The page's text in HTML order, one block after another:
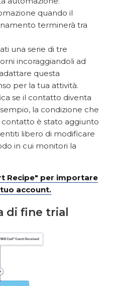
quando il
terminerà tra
una serie di tre
incoraggiandoli ad
questa
per la tua attività.
se il contatto diventa
la condizione che
contatto è stato aggiunto
libero di modificare
in cui monitori la
Recipe" per importare
account.
di fine trial